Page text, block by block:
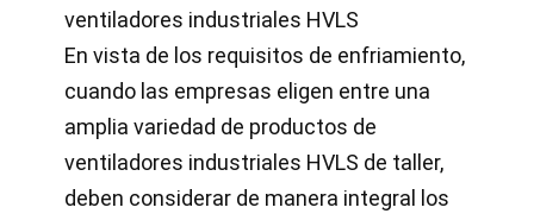
ventiladores industriales HVLS
En vista de los requisitos de enfriamiento,
cuando las empresas eligen entre una
amplia variedad de productos de
ventiladores industriales HVLS de taller,
deben considerar de manera integral los